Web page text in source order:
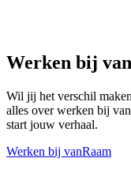
Werken bij
Wil jij het verschil
alles over werken bij
start jouw verhaal.
Werken bij vanRaam